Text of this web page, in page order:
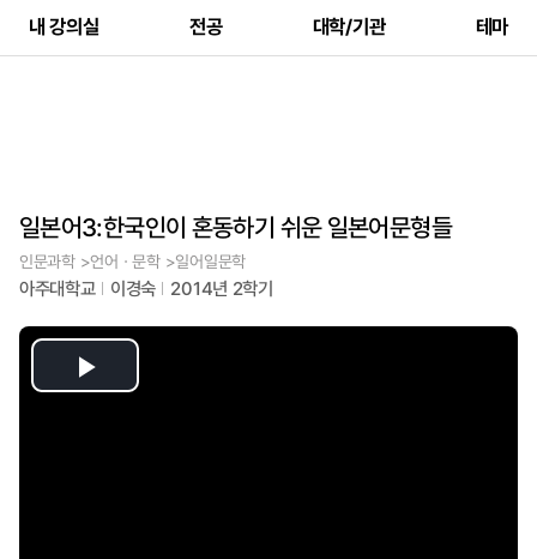
내 강의실 전공 대학/기관 테마
일본어3:한국인이 혼동하기 쉬운 일본어문형들
인문과학 >언어ㆍ문학 >일어일문학
아주대학교 이경숙 2014년 2학기
Play